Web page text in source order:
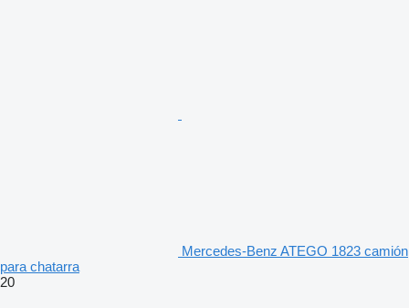
Mercedes-Benz ATEGO 1823 camión
para chatarra
20